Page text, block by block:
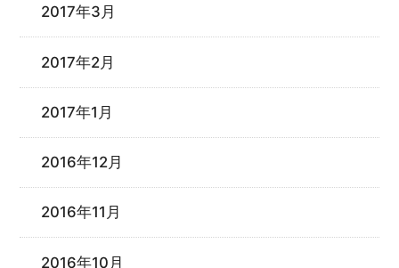
2017年3月
2017年2月
2017年1月
2016年12月
2016年11月
2016年10月